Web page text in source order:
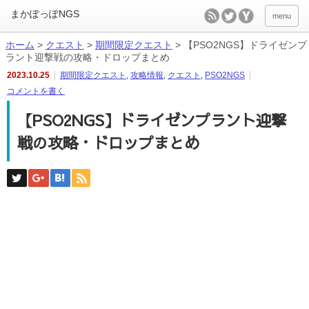
menu
ホーム > クエスト > 期間限定クエスト >
【PSO2NGS】ドライゼンプ
ラント迎撃戦の攻略・ドロップまとめ
2023.10.25 期間限定クエスト , 攻略情報, クエスト , PSO2NGS
コメントを書く
【PSO2NGS】ドライゼンプラント迎撃
戦の攻略・ドロップまとめ